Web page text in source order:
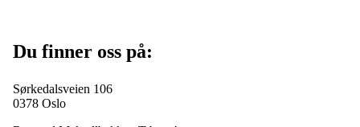
Du finner oss på:
Sørkedalsveien 106
0378 Oslo